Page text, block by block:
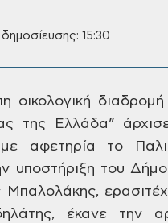
15:30
οικολογική διαδρομή
της Ελλάδα”
αφετηρία το
υποστήριξη του
Μπαλολάκης,
έκανε την